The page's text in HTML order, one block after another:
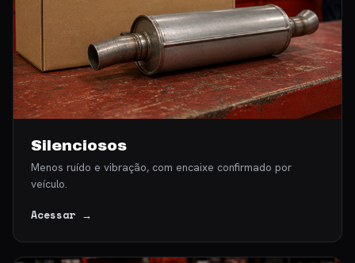
Silenciosos
Menos ruído e vibração, com encaixe confirmado por
veículo.
Acessar →